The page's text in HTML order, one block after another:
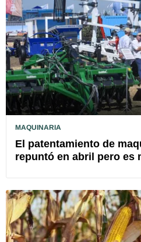
MAQUINARIA
El patentamiento de
repuntó en abril pero es